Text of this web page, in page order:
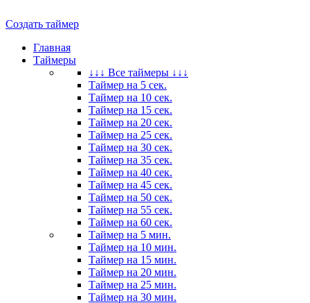
Создать таймер
Главная
Таймеры
↓↓↓ Все таймеры ↓↓↓
Таймер на 5 сек.
Таймер на 10 сек.
Таймер на 15 сек.
Таймер на 20 сек.
Таймер на 25 сек.
Таймер на 30 сек.
Таймер на 35 сек.
Таймер на 40 сек.
Таймер на 45 сек.
Таймер на 50 сек.
Таймер на 55 сек.
Таймер на 60 сек.
Таймер на 5 мин.
Таймер на 10 мин.
Таймер на 15 мин.
Таймер на 20 мин.
Таймер на 25 мин.
Таймер на 30 мин.